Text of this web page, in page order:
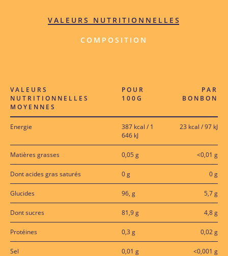
VALEURS NUTRITIONNELLES
COMPOSITION
VALEURS
NUTRITIONNELLES
MOYENNES
POUR
100G
PAR
BONBON
Energie
387 kcal / 1
646 kJ
23 kcal / 97 kJ
Matières grasses 0,05 g <0,01 g
Dont acides gras saturés 0 g 0 g
Glucides 96, g 5,7 g
Dont sucres 81,9 g 4,8 g
Protéines 0,3 g 0,02 g
Sel 0,01 g <0,001 g